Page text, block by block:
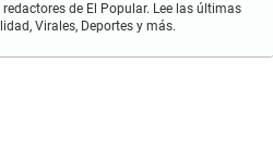
de El Popular. Lee las últimas
Virales, Deportes y más.